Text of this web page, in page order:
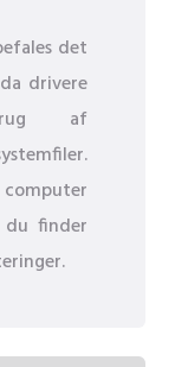
det
drivere
af
du finder